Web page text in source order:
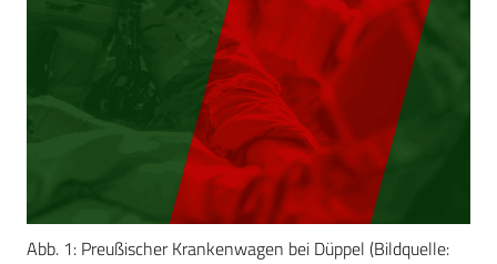
Abb. 1: Preußischer Krankenwagen bei Düppel (Bildquelle: